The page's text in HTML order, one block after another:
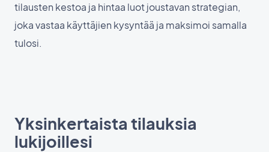
tilausten kestoa ja hintaa luot joustavan strategian,
joka vastaa käyttäjien kysyntää ja maksimoi samalla
tulosi.
Yksinkertaista tilauksia
lukijoillesi